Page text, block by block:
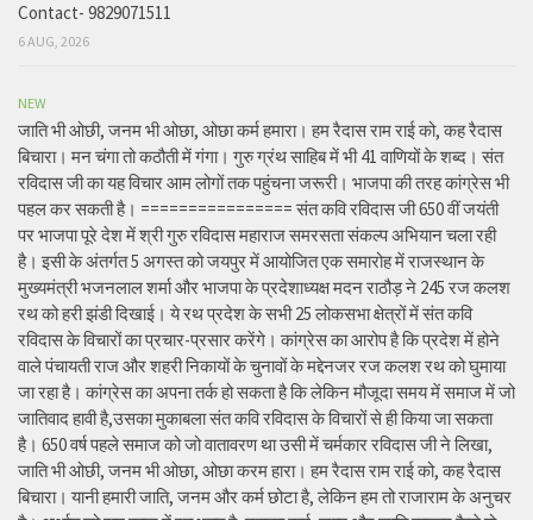
Contact- 9829071511
6 AUG, 2026
NEW
जाति भी ओछी, जनम भी ओछा, ओछा कर्म हमारा। हम रैदास राम राई को, कह रैदास
बिचारा। मन चंगा तो कठौती में गंगा। गुरु ग्रंथ साहिब में भी 41 वाणियों के शब्द। संत
रविदास जी का यह विचार आम लोगों तक पहुंचना जरूरी। भाजपा की तरह कांग्रेस भी
पहल कर सकती है। ================ संत कवि रविदास जी 650 वीं जयंती
पर भाजपा पूरे देश में श्री गुरु रविदास महाराज समरसता संकल्प अभियान चला रही
है। इसी के अंतर्गत 5 अगस्त को जयपुर में आयोजित एक समारोह में राजस्थान के
मुख्यमंत्री भजनलाल शर्मा और भाजपा के प्रदेशाध्यक्ष मदन राठौड़ ने 245 रज कलश
रथ को हरी झंडी दिखाई। ये रथ प्रदेश के सभी 25 लोकसभा क्षेत्रों में संत कवि
रविदास के विचारों का प्रचार-प्रसार करेंगे। कांग्रेस का आरोप है कि प्रदेश में होने
वाले पंचायती राज और शहरी निकायों के चुनावों के मद्देनजर रज कलश रथ को घुमाया
जा रहा है। कांग्रेस का अपना तर्क हो सकता है कि लेकिन मौजूदा समय में समाज में जो
जातिवाद हावी है,उसका मुकाबला संत कवि रविदास के विचारों से ही किया जा सकता
है। 650 वर्ष पहले समाज को जो वातावरण था उसी में चर्मकार रविदास जी ने लिखा,
जाति भी ओछी, जनम भी ओछा, ओछा करम हारा। हम रैदास राम राई को, कह रैदास
बिचारा। यानी हमारी जाति, जनम और कर्म छोटा है, लेकिन हम तो राजाराम के अनुचर